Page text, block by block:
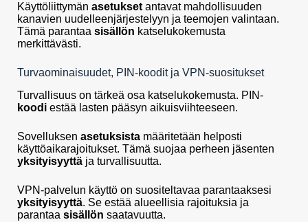
Käyttöliittymän asetuksetantavat mahdollisuuden
kanavien uudelleenjärjestelyyn ja teemojen valintaan.
Tämä parantaa sisällön katselukokemusta
merkittävästi.
Turvaominaisuudet, PIN-koodit ja VPN-suositukset
Turvallisuus on tärkeä osa katselukokemusta. PIN-
koodi estää lasten pääsyn aikuisviihteeseen.
Sovelluksen asetuksista määritetään helposti
käyttöaikarajoitukset. Tämä suojaa perheen jäsenten
yksityisyyttä ja turvallisuutta.
VPN-palvelun käyttö on suositeltavaa parantaaksesi
yksityisyyttä. Se estää alueellisia rajoituksia ja
parantaa sisällön saatavuutta.